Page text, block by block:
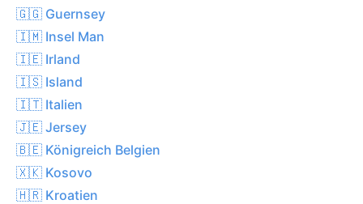
🇬🇬 Guernsey
🇮🇲 Insel Man
🇮🇪 Irland
🇮🇸 Island
🇮🇹 Italien
🇯🇪 Jersey
🇧🇪 Königreich Belgien
🇽🇰 Kosovo
🇭🇷 Kroatien